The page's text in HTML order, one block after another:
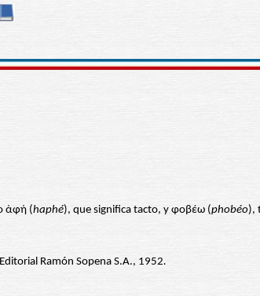
ἁφή (haphé), que significa tacto, y φοβέω (phobéo),
Ramón Sopena S.A., 1952.